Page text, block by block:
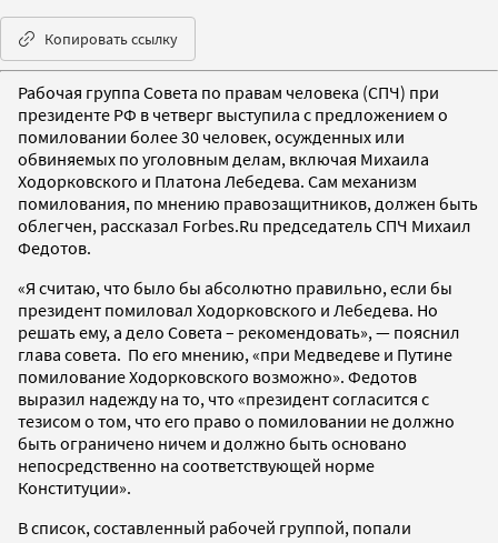
Копировать ссылку
Рабочая группа Совета по правам человека (СПЧ) при
президенте РФ в четверг выступила с предложением о
помиловании более 30 человек, осужденных или
обвиняемых по уголовным делам, включая Михаила
Ходорковского и Платона Лебедева. Сам механизм
помилования, по мнению правозащитников, должен быть
облегчен, рассказал Forbes.Ru председатель СПЧ Михаил
Федотов.
«Я считаю, что было бы абсолютно правильно, если бы
президент помиловал Ходорковского и Лебедева. Но
решать ему, а дело Совета – рекомендовать», — пояснил
глава совета. По его мнению, «при Медведеве и Путине
помилование Ходорковского возможно». Федотов
выразил надежду на то, что «президент согласится с
тезисом о том, что его право о помиловании не должно
быть ограничено ничем и должно быть основано
непосредственно на соответствующей норме
Конституции».
В список, составленный рабочей группой, попали